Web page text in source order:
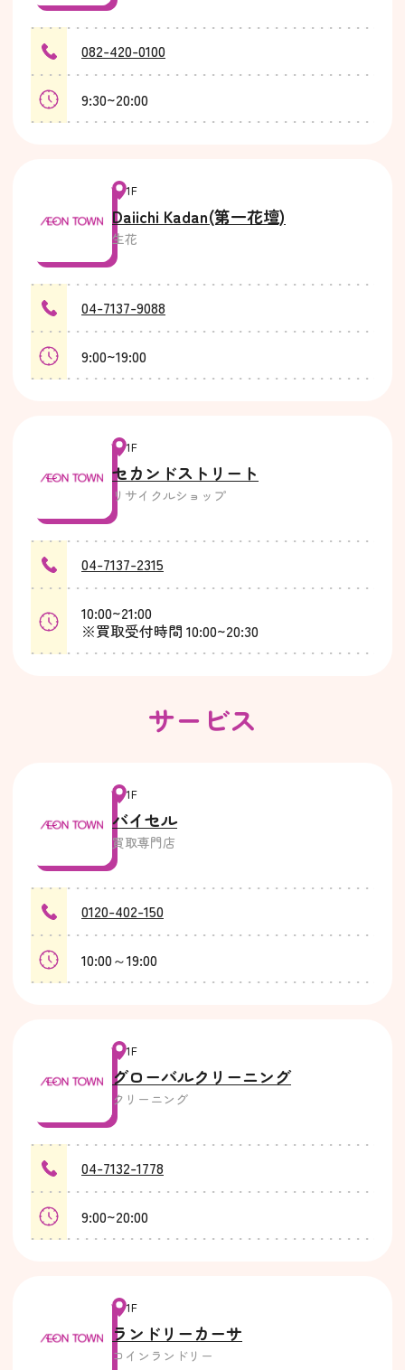
082-420-0100
9:30~20:00
1F
Daiichi Kadan(第一花壇)
生花
04-7137-9088
9:00~19:00
1F
セカンドストリート
リサイクルショップ
04-7137-2315
10:00~21:00
※買取受付時間 10:00~20:30
サービス
1F
バイセル
買取専門店
0120-402-150
10:00～19:00
1F
グローバルクリーニング
クリーニング
04-7132-1778
9:00~20:00
1F
ランドリーカーサ
コインランドリー